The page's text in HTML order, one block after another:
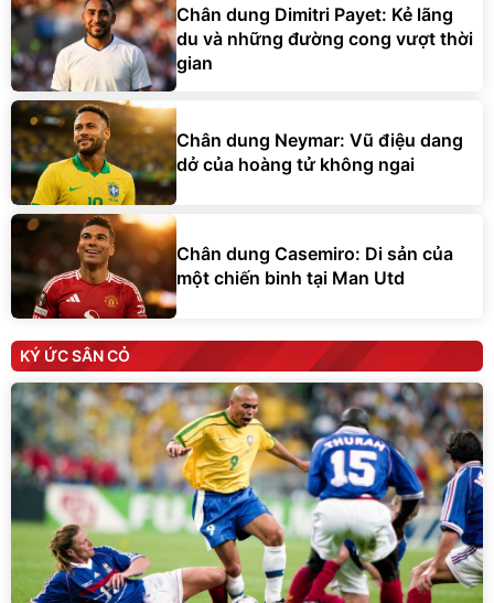
Chân dung Dimitri Payet: Kẻ lãng
du và những đường cong vượt thời
gian
Chân dung Neymar: Vũ điệu dang
dở của hoàng tử không ngai
Chân dung Casemiro: Di sản của
một chiến binh tại Man Utd
KÝ ỨC SÂN CỎ